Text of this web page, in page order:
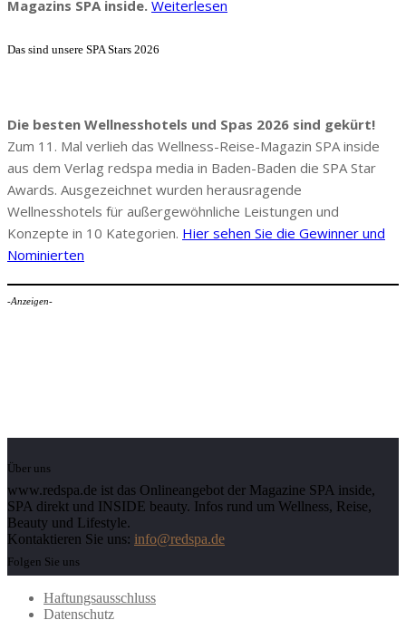
Magazins SPA inside. Weiterlesen
Das sind unsere SPA Stars 2026
Die besten Wellnesshotels und Spas 2026 sind gekürt!
Zum 11. Mal verlieh das Wellness-Reise-Magazin SPA inside
aus dem Verlag redspa media in Baden-Baden die SPA Star
Awards. Ausgezeichnet wurden herausragende
Wellnesshotels für außergewöhnliche Leistungen und
Konzepte in 10 Kategorien. Hier sehen Sie die Gewinner und
Nominierten
-Anzeigen-
Über uns
www.redspa.de ist das Onlineangebot der Magazine SPA inside,
SPA direkt und INSIDE beauty. Infos rund um Wellness, Reise,
Beauty und Lifestyle.
Kontaktieren Sie uns: info@redspa.de
Folgen Sie uns
Haftungsausschluss
Datenschutz